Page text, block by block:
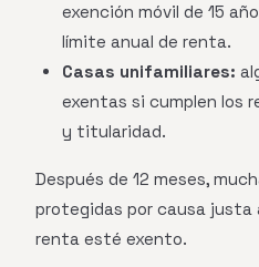
exención móvil de 15
límite anual de renta.
Casas unifamiliares:
exentas si cumplen los
y titularidad.
Después de 12 meses,
protegidas por causa justa
renta esté exento.